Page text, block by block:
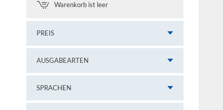
Warenkorb ist leer
PREIS
AUSGABEARTEN
SPRACHEN